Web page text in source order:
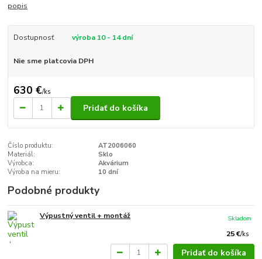
popis
Dostupnosť výroba 10 - 14 dní
Nie sme platcovia DPH
630 €/ks
Pridať do košíka
Číslo produktu:
AT2006060
Materiál:
Sklo
Výrobca:
Akvárium
Výroba na mieru:
10 dní
Podobné produkty
Výpustný ventil + montáž
25 €/ks
Skladom
Pridať do košíka